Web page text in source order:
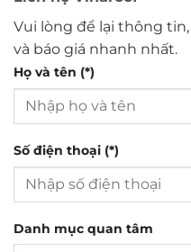
Vui lòng để lại thông
và báo giá nhanh nhất.
Họ và tên (*)
Số điện thoại (*)
Danh mục quan tâm